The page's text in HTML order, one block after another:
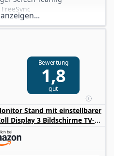
180 Hz
einer Reaktionszeit von nur
dunkler Gebiete in
Gegner auch in den
längeren Gaming-Sessions
und
dank
Odyssey G30D Full HD
Bewertung
1,8
gut
Stand mit einstellbarer
Display 3 Bildschirme TV-
Racing Sim Cockpit